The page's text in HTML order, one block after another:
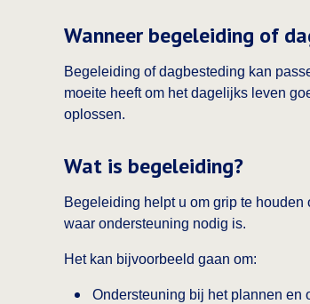
Wanneer begeleiding of
Begeleiding of dagbesteding kan
moeite heeft om het dagelijks leven
oplossen.
Wat is begeleiding?
Begeleiding helpt u om grip te
waar ondersteuning nodig is.
Het kan bijvoorbeeld gaan om:
Ondersteuning bij het plannen en